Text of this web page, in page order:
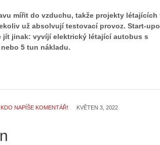
mířit do vzduchu, takže projekty létajících
už absolvují testovací provoz. Start-
jít jinak: vyvíjí elektrický létající autobus s
5 tun nákladu.
NAPÍŠE KOMENTÁŘ! KVĚTEN 3, 2022